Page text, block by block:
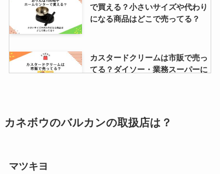
ってる場所や値段調査
100均やamazonなど売ってる店
を紹介
で買える？小さいサイズや代わり
になる商品はどこで売ってる？
カスタードクリームは市販で売っ
てる？ダイソー・業務スーパーに
クリックポストはどこで買える？
カネボウのバルカンの取扱店は？
マツキヨ